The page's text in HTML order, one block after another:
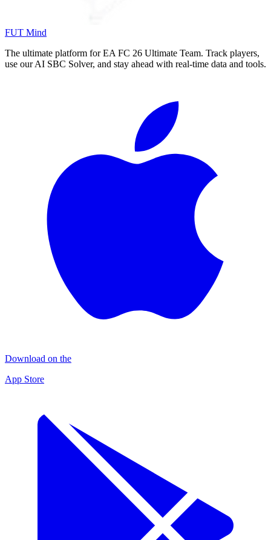
FUT Mind
The ultimate platform for EA FC 26 Ultimate Team. Track players,
use our AI SBC Solver, and stay ahead with real-time data and tools.
Download on the
App Store